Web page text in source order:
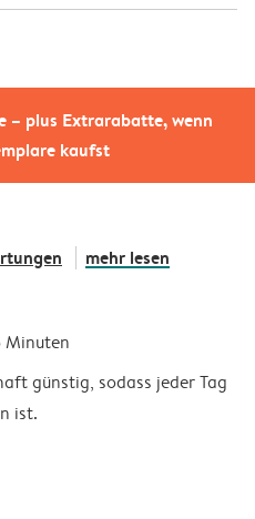
– plus Extrarabatte, wenn
kaufst
mehr lesen
Minuten
günstig, sodass jeder Tag
ist.